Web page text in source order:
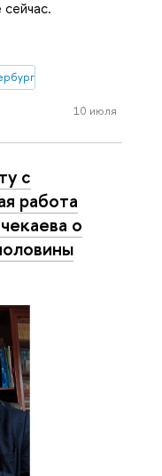
10 июля
с
работа
о